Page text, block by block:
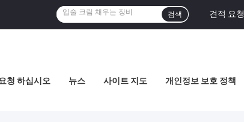
견적 요청
검색
청 하십시오 뉴스 사이트 지도 개인정보 보호 정책